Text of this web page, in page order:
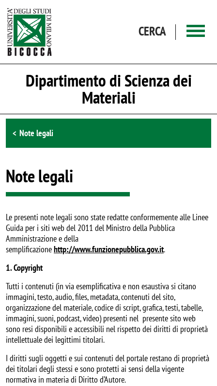
CERCA
Dipartimento di Scienza dei
Materiali
Browse the section
Note legali
Note legali
Le presenti note legali sono state redatte conformemente alle Linee
Guida per i siti web del 2011 del Ministro della Pubblica
Amministrazione e della
semplificazionehttp://www.funzionepubblica.gov.it.
1. Copyright
Tutti i contenuti (in via esemplificativa e non esaustiva si citano
immagini, testo, audio, files, metadata, contenuti del sito,
organizzazione del materiale, codice di script, grafica, testi, tabelle,
immagini, suoni, podcast, video) presenti nel presente sito web
sono resi disponibili e accessibili nel rispetto dei diritti di proprietà
intellettuale dei legittimi titolari.
I diritti sugli oggetti e sui contenuti del portale restano di proprietà
dei titolari degli stessi e sono protetti ai sensi della vigente
normativa in materia di Diritto d’Autore.